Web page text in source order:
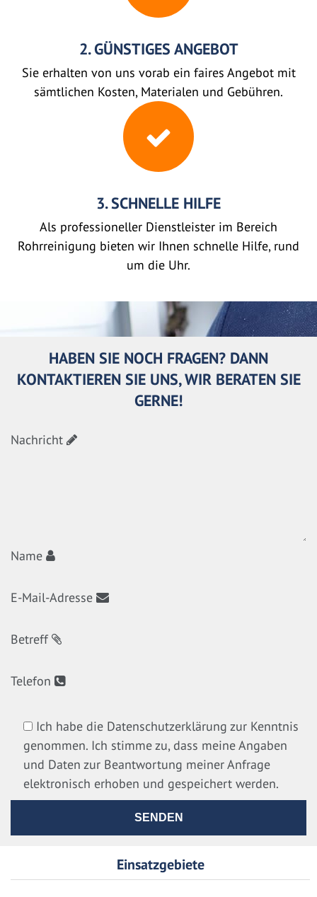
2. GÜNSTIGES ANGEBOT
Sie erhalten von uns vorab ein faires Angebot mit
sämtlichen Kosten, Materialen und Gebühren.
3. SCHNELLE HILFE
Als professioneller Dienstleister im Bereich
Rohrreinigung bieten wir Ihnen schnelle Hilfe, rund
um die Uhr.
HABEN SIE NOCH FRAGEN? DANN
KONTAKTIEREN SIE UNS, WIR BERATEN SIE
GERNE!
Nachricht
Name
E-Mail-Adresse
Betreff
Telefon
Ich habe die Datenschutzerklärung zur Kenntnis
genommen. Ich stimme zu, dass meine Angaben
und Daten zur Beantwortung meiner Anfrage
elektronisch erhoben und gespeichert werden.
Einsatzgebiete